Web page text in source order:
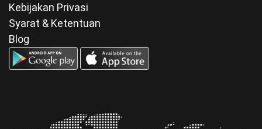
Kebijakan Privasi
Syarat & Ketentuan
Blog